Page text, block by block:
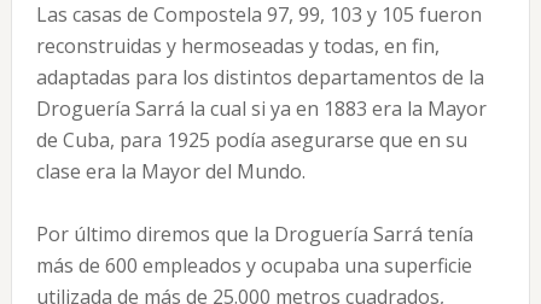
Las casas de Compostela 97, 99, 103 y 105 fueron
reconstruidas y hermoseadas y todas, en fin,
adaptadas para los distintos departamentos de la
Droguería Sarrá la cual si ya en 1883 era la Mayor
de Cuba, para 1925 podía asegurarse que en su
clase era la Mayor del Mundo.
Por último diremos que la Droguería Sarrá tenía
más de 600 empleados y ocupaba una superficie
utilizada de más de 25.000 metros cuadrados,